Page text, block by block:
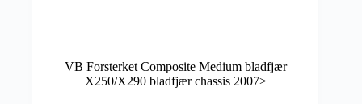
VB Forsterket Composite Medium bladfjær
X250/X290 bladfjær chassis 2007>